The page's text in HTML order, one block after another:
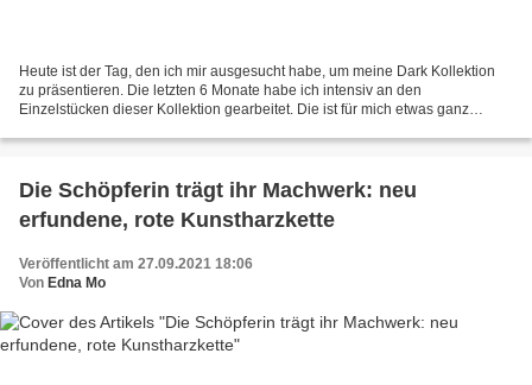
Heute ist der Tag, den ich mir ausgesucht habe, um meine Dark Kollektion
zu präsentieren. Die letzten 6 Monate habe ich intensiv an den
Einzelstücken dieser Kollektion gearbeitet. Die ist für mich etwas ganz
Die Schöpferin trägt ihr Machwerk: neu
erfundene, rote Kunstharzkette
Veröffentlicht am 27.09.2021 18:06
Von Edna Mo